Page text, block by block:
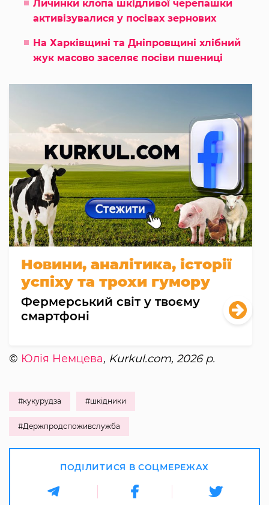
Личинки клопа шкідливої черепашки
активізувалися у посівах зернових
На Харківщині та Дніпровщині хлібний
жук масово заселяє посіви пшениці
Новини, аналітика, історії
успіху та трохи гумору
Фермерський світ у твоєму
смартфоні
© Юлія Немцева, Kurkul.com, 2026 р.
#кукурудза #шкідники
#Держпродспоживслужба
ПОДІЛИТИСЯ В СОЦМЕРЕЖАХ